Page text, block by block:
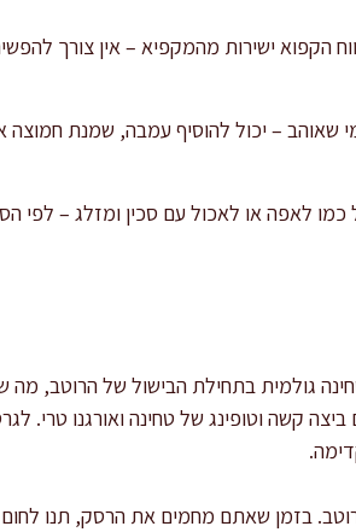
הקפוא ישירות מהמקפיא – אין צורך
שאוהב – יכול להוסיף עמבה, שמנת חמוצה
לאפה או לאכול עם סכין ומזלג – לפי
גולמית בתחילת הבישול של הרוטב, מה
קשה וטופינג של טחינה ואורגנו טרי.
בזמן שאתם מחמים את הרסק, תנו